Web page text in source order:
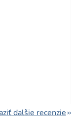
ďalšie recenzie